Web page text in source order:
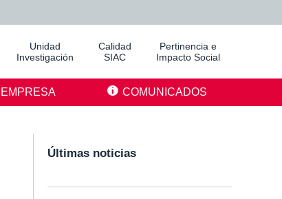
Unidad
Investigación
Calidad
SIAC
Pertinencia e
Impacto Social
EMPRESA COMUNICADOS
Últimas noticias